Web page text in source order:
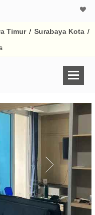
Timur / Surabaya Kota /